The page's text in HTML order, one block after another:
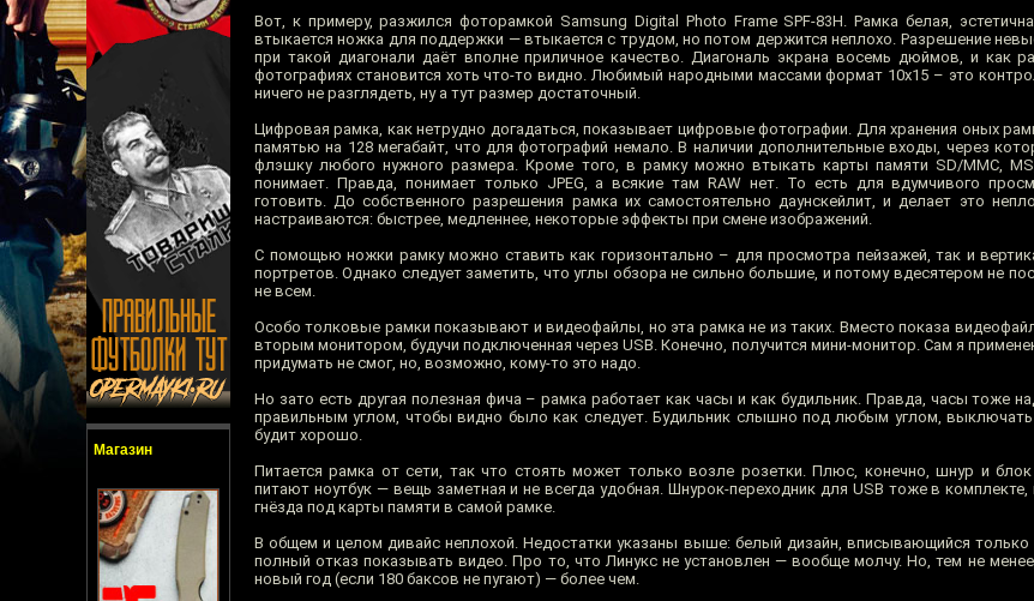
Магазин
Вот, к примеру, разжился фоторамкой Samsung Digital Photo Frame SPF-83H. Рамка белая,
втыкается ножка для поддержки — втыкается с трудом, но потом держится неплохо. Разрешение
при такой диагонали даёт вполне приличное качество. Диагональ экрана восемь дюймов, и как
фотографиях становится хоть что-то видно. Любимый народными массами формат 10х15 – это
ничего не разглядеть, ну а тут размер достаточный.
Цифровая рамка, как нетрудно догадаться, показывает цифровые фотографии. Для хранения оных
памятью на 128 мегабайт, что для фотографий немало. В наличии дополнительные входы, через
флэшку любого нужного размера. Кроме того, в рамку можно втыкать карты памяти SD/MMC,
понимает. Правда, понимает только JPEG, а всякие там RAW нет. То есть для вдумчивого
готовить. До собственного разрешения рамка их самостоятельно даунскейлит, и делает это
настраиваются: быстрее, медленнее, некоторые эффекты при смене изображений.
С помощью ножки рамку можно ставить как горизонтально – для просмотра пейзажей, так и
портретов. Однако следует заметить, что углы обзора не сильно большие, и потому вдесятером не
не всем.
Особо толковые рамки показывают и видеофайлы, но эта рамка не из таких. Вместо показа
вторым монитором, будучи подключенная через USB. Конечно, получится мини-монитор. Сам я
придумать не смог, но, возможно, кому-то это надо.
Но зато есть другая полезная фича – рамка работает как часы и как будильник. Правда, часы тоже
правильным углом, чтобы видно было как следует. Будильник слышно под любым углом, выключать
будит хорошо.
Питается рамка от сети, так что стоять может только возле розетки. Плюс, конечно, шнур и блок
питают ноутбук — вещь заметная и не всегда удобная. Шнурок-переходник для USB тоже в
гнёзда под карты памяти в самой рамке.
В общем и целом дивайс неплохой. Недостатки указаны выше: белый дизайн, вписывающийся только
полный отказ показывать видео. Про то, что Линукс не установлен — вообще молчу. Но, тем не
новый год (если 180 баксов не пугают) — более чем.